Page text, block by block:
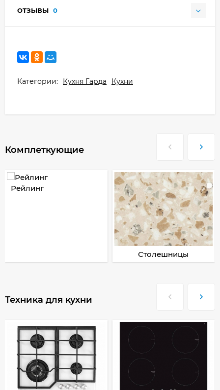
ОТЗЫВЫ 0
Категории: Кухня Гарда Кухни
Комплеткующие
Рейлинг
Столешницы
Техника для кухни